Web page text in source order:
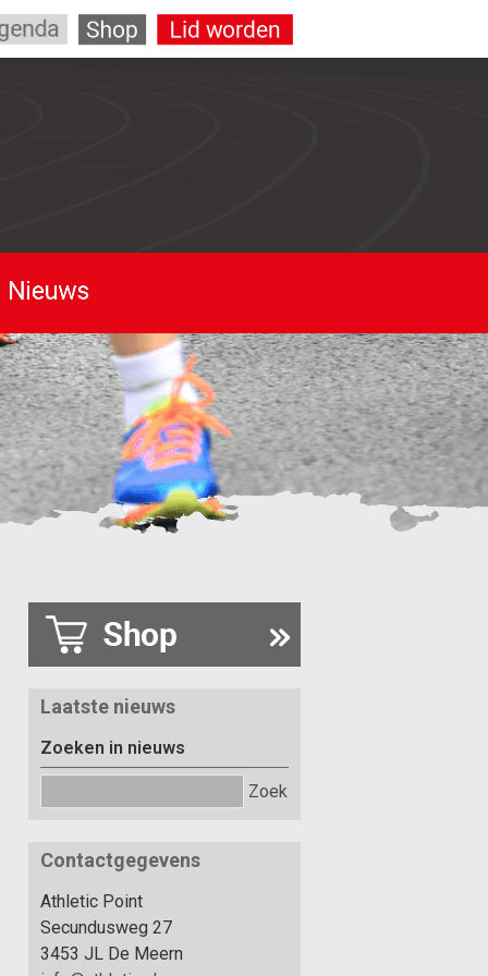
Laatste nieuws
Zoeken in nieuws
Zoek
Contactgegevens
Athletic Point
Secundusweg 27
3453 JL De Meern